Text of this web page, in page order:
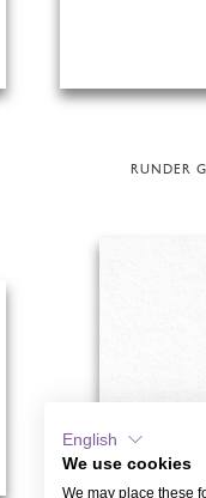
RUNDER
English
We use cookies
We may place these